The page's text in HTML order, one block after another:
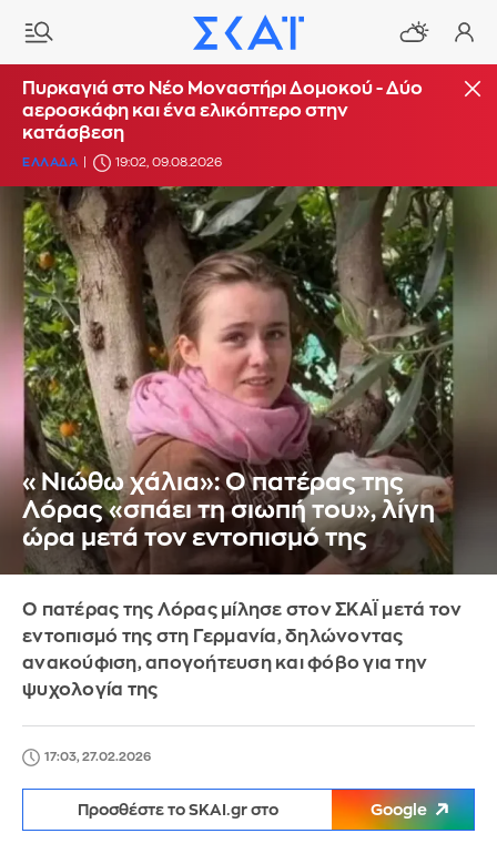
Πυρκαγιά στο Νέο Μοναστήρι Δομοκού - Δύο
αεροσκάφη και ένα ελικόπτερο στην
κατάσβεση
ΕΛΛΑΔΑ 19:02, 09.08.2026
«Νιώθω χάλια»: Ο πατέρας της
Λόρας «σπάει τη σιωπή του», λίγη
ώρα μετά τον εντοπισμό της
Ο πατέρας της Λόρας μίλησε στον ΣΚΑΪ μετά τον
εντοπισμό της στη Γερμανία, δηλώνοντας
ανακούφιση, απογοήτευση και φόβο για την
ψυχολογία της
17:03, 27.02.2026
Προσθέστε το SKAI.gr στο Google